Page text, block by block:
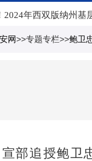
度云南“最美政法干警
网>>专题专栏>>鲍卫
部追授鲍卫